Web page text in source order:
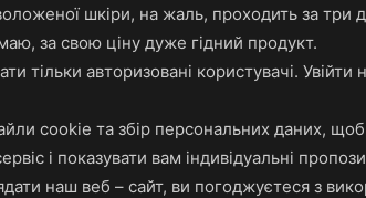
шкіри, на жаль, проходить за три
за свою ціну дуже гідний продукт.
тільки авторизовані користувачі. Увійти
cookie та збір персональних даних,
і показувати вам індивідуальні
наш веб – сайт, ви погоджуєтеся з